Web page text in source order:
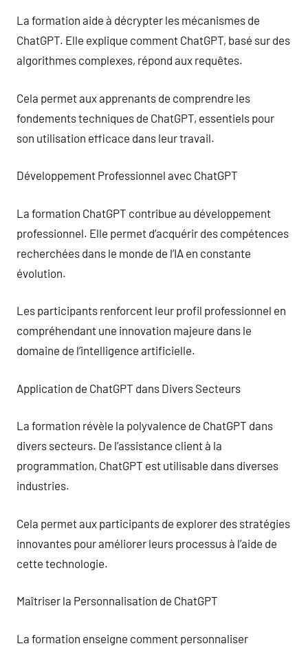
La formation aide à décrypter les mécanismes de
ChatGPT. Elle explique comment ChatGPT, basé sur des
algorithmes complexes, répond aux requêtes.
Cela permet aux apprenants de comprendre les
fondements techniques de ChatGPT, essentiels pour
son utilisation efficace dans leur travail.
Développement Professionnel avec ChatGPT
La formation ChatGPT contribue au développement
professionnel. Elle permet d’acquérir des compétences
recherchées dans le monde de l’IA en constante
évolution.
Les participants renforcent leur profil professionnel en
compréhendant une innovation majeure dans le
domaine de l’intelligence artificielle.
Application de ChatGPT dans Divers Secteurs
La formation révèle la polyvalence de ChatGPT dans
divers secteurs. De l’assistance client à la
programmation, ChatGPT est utilisable dans diverses
industries.
Cela permet aux participants de explorer des stratégies
innovantes pour améliorer leurs processus à l’aide de
cette technologie.
Maîtriser la Personnalisation de ChatGPT
La formation enseigne comment personnaliser